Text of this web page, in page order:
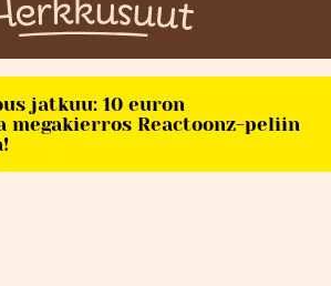
jatkuu: 10 euron
megakierros Reactoonz-peliin